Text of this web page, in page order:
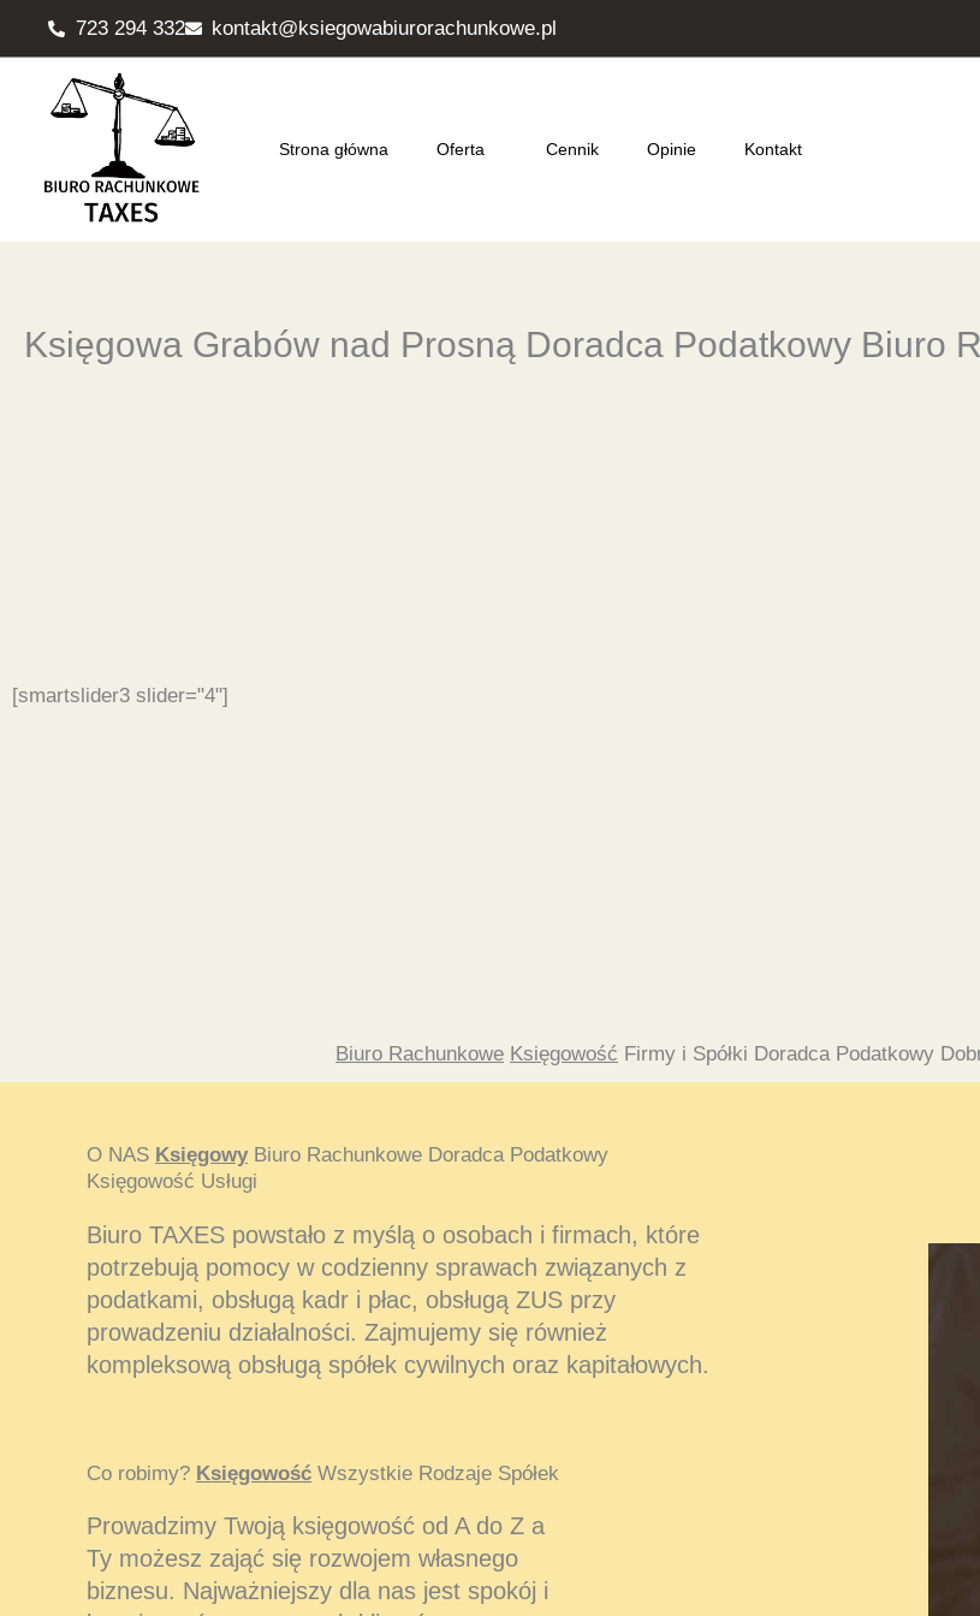
Przejdź
723 294 332 kontakt@ksiegowabiurorachunkowe.pl
Strona główna Oferta Cennik Opinie Kontakt
Księgowa Grabów nad Prosną Doradca Podatkowy Biuro
[smartslider3 slider="4"]
Biuro Rachunkowe Księgowość Firmy i Spółki Doradca Podatkowy
O NAS Księgowy Biuro Rachunkowe Doradca Podatkowy
Księgowość Usługi
Biuro TAXES powstało z myślą o osobach i firmach, które
potrzebują pomocy w codzienny sprawach związanych z
podatkami, obsługą kadr i płac, obsługą ZUS przy
prowadzeniu działalności. Zajmujemy się również
kompleksową obsługą spółek cywilnych oraz kapitałowych.
Co robimy? Księgowość Wszystkie Rodzaje Spółek
Prowadzimy Twoją księgowość od A do Z a
Ty możesz zająć się rozwojem własnego
biznesu. Najważniejszy dla nas jest spokój i